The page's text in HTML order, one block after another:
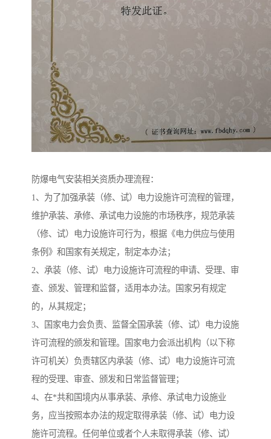
防爆电气安装相关资质办理流程：
1、为了加强承装（修、试）电力设施许可流程的管理，
维护承装、承修、承试电力设施的市场秩序，规范承装
（修、试）电力设施许可行为，根据《电力供应与使用
条例》和国家有关规定，制定本办法；
2、承装（修、试）电力设施许可流程的申请、受理、审
查、颁发、管理和监督，适用本办法。国家另有规定
的，从其规定；
3、国家电力会负责、监督全国承装（修、试）电力设施
许可流程的颁发和管理。国家电力会派出机构（以下称
许可机关）负责辖区内承装（修、试）电力设施许可流
程的受理、审查、颁发和日常监督管理；
4、在*共和国境内从事承装、承修、承试电力设施业
务，应当按照本办法的规定取得承装（修、试）电力设
施许可流程。任何单位或者个人未取得承装（修、试）